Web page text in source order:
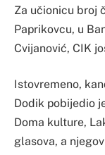
Za učionicu broj
Paprikovcu, u
Cvijanović, CIK
Istovremeno,
Dodik pobijedio
Doma kulture,
glasova, a